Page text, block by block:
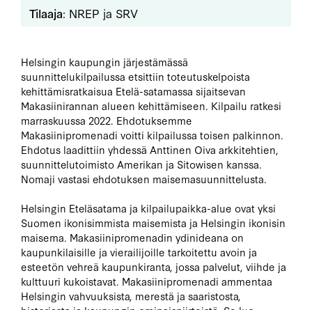
Tilaaja: NREP ja SRV
Helsingin kaupungin järjestämässä
suunnittelukilpailussa etsittiin toteutuskelpoista
kehittämisratkaisua Etelä-satamassa sijaitsevan
Makasiinirannan alueen kehittämiseen. Kilpailu ratkesi
marraskuussa 2022. Ehdotuksemme
Makasiinipromenadi voitti kilpailussa toisen palkinnon.
Ehdotus laadittiin yhdessä Anttinen Oiva arkkitehtien,
suunnittelutoimisto Amerikan ja Sitowisen kanssa.
Nomaji vastasi ehdotuksen maisemasuunnittelusta.
Helsingin Eteläsatama ja kilpailupaikka-alue ovat yksi
Suomen ikonisimmista maisemista ja Helsingin ikonisin
maisema. Makasiinipromenadin ydinideana on
kaupunkilaisille ja vierailijoille tarkoitettu avoin ja
esteetön vehreä kaupunkiranta, jossa palvelut, viihde ja
kulttuuri kukoistavat. Makasiinipromenadi ammentaa
Helsingin vahvuuksista, merestä ja saaristosta,